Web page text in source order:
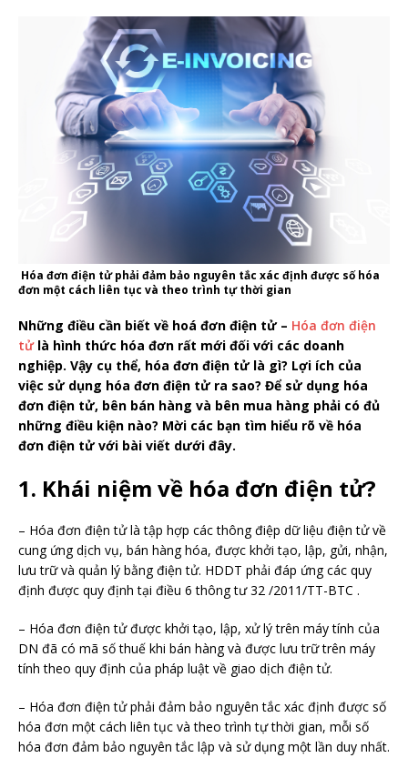
Hóa đơn điện tử phải đảm bảo nguyên tắc xác định được số hóa
đơn một cách liên tục và theo trình tự thời gian
Những điều cần biết về hoá đơn điện tử – Hóa đơn điện
tửlà hình thức hóa đơn rất mới đối với các doanh
nghiệp. Vậy cụ thể, hóa đơn điện tử là gì? Lợi ích của
việc sử dụng hóa đơn điện tử ra sao? Để sử dụng hóa
đơn điện tử, bên bán hàng và bên mua hàng phải có đủ
những điều kiện nào? Mời các bạn tìm hiểu rõ về hóa
đơn điện tử với bài viết dưới đây.
1. Khái niệm về hóa đơn điện tử?
– Hóa đơn điện tử là tập hợp các thông điệp dữ liệu điện tử về
cung ứng dịch vụ, bán hàng hóa, được khởi tạo, lập, gửi, nhận,
lưu trữ và quản lý bằng điện tử. HDDT phải đáp ứng các quy
định được quy định tại điều 6 thông tư 32 /2011/TT-BTC .
– Hóa đơn điện tử được khởi tạo, lập, xử lý trên máy tính của
DN đã có mã số thuế khi bán hàng và được lưu trữ trên máy
tính theo quy định của pháp luật về giao dịch điện tử.
– Hóa đơn điện tử phải đảm bảo nguyên tắc xác định được số
hóa đơn một cách liên tục và theo trình tự thời gian, mỗi số
hóa đơn đảm bảo nguyên tắc lập và sử dụng một lần duy nhất.